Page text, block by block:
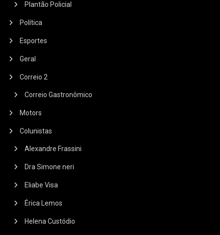
Plantão Policial
Política
Esportes
Geral
Correio 2
Correio Gastronômico
Motors
Colunistas
Alexandre Frassini
Dra Simone neri
Eliabe Visa
Érica Lemos
Helena Custódio